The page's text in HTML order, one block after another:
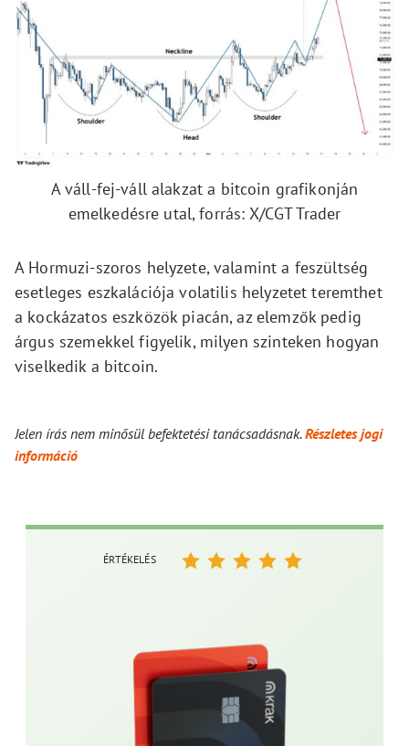
A váll-fej-váll alakzat a bitcoin grafikonján
emelkedésre utal, forrás: X/CGT Trader
A Hormuzi-szoros helyzete, valamint a feszültség
esetleges eszkalációja volatilis helyzetet teremthet
a kockázatos eszközök piacán, az elemzők pedig
árgus szemekkel figyelik, milyen szinteken hogyan
viselkedik a bitcoin.
Jelen írás nem minősül befektetési tanácsadásnak.Részletes jogi
információ
ÉRTÉKELÉS